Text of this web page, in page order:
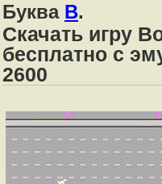
Буква B.
Скачать игру
бесплатно с
2600